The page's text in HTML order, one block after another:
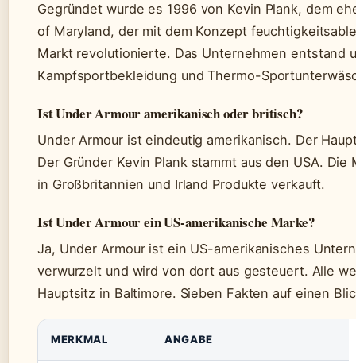
Gegründet wurde es 1996 von Kevin Plank, dem
of Maryland, der mit dem Konzept
Markt revolutionierte. Das Unternehmen entstand
Kampfsportbekleidung und Thermo-
Ist Under Armour amerikanisch oder britisch?
Under Armour ist eindeutig amerikanisch. Der
Der Gründer Kevin Plank stammt aus den USA.
in Großbritannien und Irland Produkte verkauft.
Ist Under Armour ein US-amerikanische Marke?
Ja, Under Armour ist ein US-amerikanisches
verwurzelt und wird von dort aus gesteuert. Alle
Hauptsitz in Baltimore. Sieben Fakten auf einen
MERKMAL ANGABE